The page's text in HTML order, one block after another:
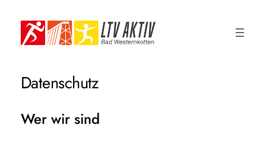
Inhalt
springen
Datenschutz
Wer wir sind